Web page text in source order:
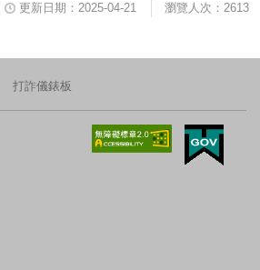
更新日期：2025-04-21 瀏覽人次：2613
打詐儀錶板